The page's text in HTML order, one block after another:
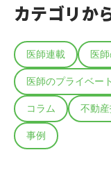
カテゴリか
医師連載 医
医師のプライベート
コラム 不動
事例